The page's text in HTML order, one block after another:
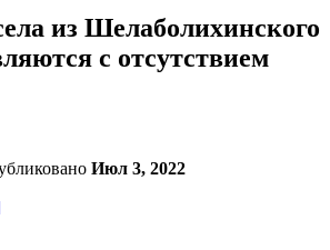
из Шелаболихинского
с отсутствием
Июл 3, 2022